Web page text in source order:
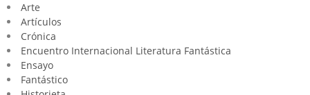
Arte
Artículos
Crónica
Encuentro Internacional Literatura Fantástica
Ensayo
Fantástico